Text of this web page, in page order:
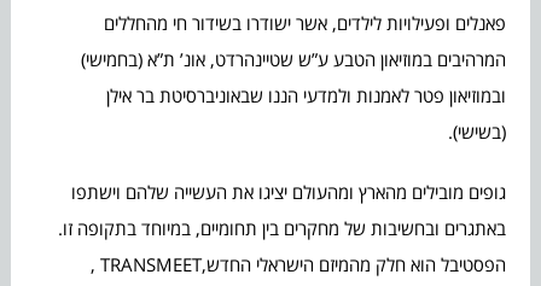
פאנלים ופעילויות לילדים, אשר ישודרו בשידור חי מהחללים
המרהיבים במוזיאון הטבע ע”ש שטיינהרדט, אונ’ ת”א (בחמישי)
ובמוזיאון פטר לאמנות ולמדעי הננו שבאוניברסיטת בר אילן
(בשישי).
גופים מובילים מהארץ ומהעולם יציגו את העשייה שלהם וישתפו
באתגרים ובחשיבות של מחקרים בין תחומיים, במיוחד בתקופה זו.
הפסטיבל הוא חלק מהמיזם הישראלי החדש,TRANSMEET ,